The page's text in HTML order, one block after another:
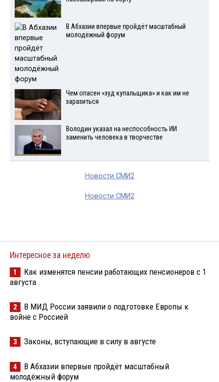
В Абхазии впервые пройдёт масштабный
молодёжный форум
Чем опасен «зуд купальщика» и как им не
заразиться
Володин указал на неспособность ИИ
заменить человека в творчестве
Новости СМИ2
Новости СМИ2
Интересное за неделю
1
Как изменятся пенсии работающих пенсионеров с 1
августа
2
В МИД России заявили о подготовке Европы к
войне с Россией
3 Законы, вступающие в силу в августе
4
В Абхазии впервые пройдёт масштабный
молодёжный форум